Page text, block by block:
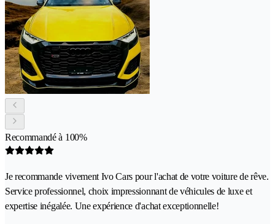
Recommandé à 100%
Je recommande vivement Ivo Cars pour l'achat de votre voiture de rêve.
Service professionnel, choix impressionnant de véhicules de luxe et
expertise inégalée. Une expérience d'achat exceptionnelle!